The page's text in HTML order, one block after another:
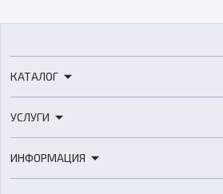
КАТАЛОГ
3D-сканеры
Расходные материалы
УСЛУГИ
3D-моделирование
ИНФОРМАЦИЯ